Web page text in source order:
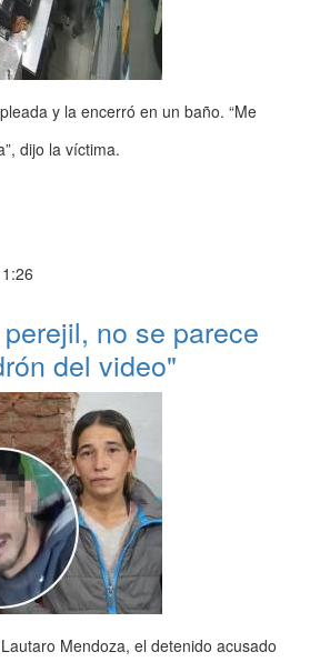
y la encerró en un baño. “Me
dijo la víctima.
no se parece
del video"
Mendoza, el detenido acusado